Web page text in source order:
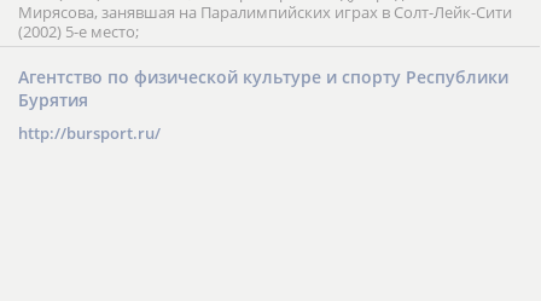
Мирясова, занявшая на Паралимпийских играх в Солт-Лейк-Сити
(2002) 5-е место;
Агентство по физической культуре и спорту Республики
Бурятия
http://bursport.ru/